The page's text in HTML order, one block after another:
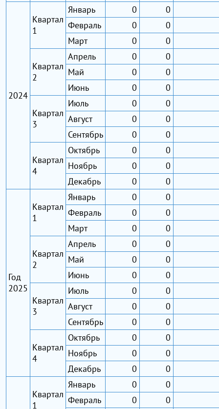
2024
Квартал
1
Январь 0
0
Февраль
0
0
Март
0 0
Квартал
2
Апрель 0
0
Май
0
0
Июнь
0 0
Квартал
3
Июль 0
0
Август
0
0
Сентябрь
0 0
Квартал
4
Октябрь 0
0
Ноябрь
0
0
Декабрь
0 0
Год
2025
Квартал
1
Январь 0
0
Февраль
0
0
Март
0 0
Квартал
2
Апрель 0
0
Май
0
0
Июнь
0 0
Квартал
3
Июль 0
0
Август
0
0
Сентябрь
0 0
Квартал
4
Октябрь 0
0
Ноябрь
0
0
Декабрь
0 0
Квартал
1
Январь 0
0
Февраль
0 0